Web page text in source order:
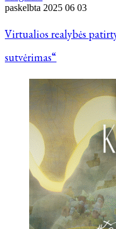
paskelbta 2025 06 03
Virtualios realybės
sutvėrimas“